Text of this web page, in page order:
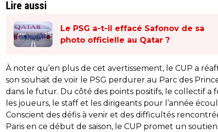
Lire aussi
Le PSG a-t-il effacé Safonov de sa
photo officielle au Qatar ?
À noter qu’en plus de cet avertissement, le CUP a
son souhait de voir le PSG perdurer au Parc des
dans le futur. Du côté des points positifs, le collectif a
les joueurs, le staff et les dirigeants pour l’année
Conscient des défis à venir et des difficultés
Paris en ce début de saison, le CUP promet un soutien